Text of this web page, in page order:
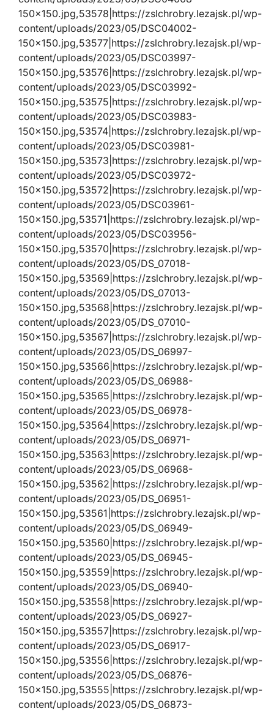
150×150.jpg,53578|https://zslchrobry.lezajsk.pl/wp-
content/uploads/2023/05/DSC04002-
150×150.jpg,53577|https://zslchrobry.lezajsk.pl/wp-
content/uploads/2023/05/DSC03997-
150×150.jpg,53576|https://zslchrobry.lezajsk.pl/wp-
content/uploads/2023/05/DSC03992-
150×150.jpg,53575|https://zslchrobry.lezajsk.pl/wp-
content/uploads/2023/05/DSC03983-
150×150.jpg,53574|https://zslchrobry.lezajsk.pl/wp-
content/uploads/2023/05/DSC03981-
150×150.jpg,53573|https://zslchrobry.lezajsk.pl/wp-
content/uploads/2023/05/DSC03972-
150×150.jpg,53572|https://zslchrobry.lezajsk.pl/wp-
content/uploads/2023/05/DSC03961-
150×150.jpg,53571|https://zslchrobry.lezajsk.pl/wp-
content/uploads/2023/05/DSC03956-
150×150.jpg,53570|https://zslchrobry.lezajsk.pl/wp-
content/uploads/2023/05/DS_07018-
150×150.jpg,53569|https://zslchrobry.lezajsk.pl/wp-
content/uploads/2023/05/DS_07013-
150×150.jpg,53568|https://zslchrobry.lezajsk.pl/wp-
content/uploads/2023/05/DS_07010-
150×150.jpg,53567|https://zslchrobry.lezajsk.pl/wp-
content/uploads/2023/05/DS_06997-
150×150.jpg,53566|https://zslchrobry.lezajsk.pl/wp-
content/uploads/2023/05/DS_06988-
150×150.jpg,53565|https://zslchrobry.lezajsk.pl/wp-
content/uploads/2023/05/DS_06978-
150×150.jpg,53564|https://zslchrobry.lezajsk.pl/wp-
content/uploads/2023/05/DS_06971-
150×150.jpg,53563|https://zslchrobry.lezajsk.pl/wp-
content/uploads/2023/05/DS_06968-
150×150.jpg,53562|https://zslchrobry.lezajsk.pl/wp-
content/uploads/2023/05/DS_06951-
150×150.jpg,53561|https://zslchrobry.lezajsk.pl/wp-
content/uploads/2023/05/DS_06949-
150×150.jpg,53560|https://zslchrobry.lezajsk.pl/wp-
content/uploads/2023/05/DS_06945-
150×150.jpg,53559|https://zslchrobry.lezajsk.pl/wp-
content/uploads/2023/05/DS_06940-
150×150.jpg,53558|https://zslchrobry.lezajsk.pl/wp-
content/uploads/2023/05/DS_06927-
150×150.jpg,53557|https://zslchrobry.lezajsk.pl/wp-
content/uploads/2023/05/DS_06917-
150×150.jpg,53556|https://zslchrobry.lezajsk.pl/wp-
content/uploads/2023/05/DS_06876-
150×150.jpg,53555|https://zslchrobry.lezajsk.pl/wp-
content/uploads/2023/05/DS_06873-